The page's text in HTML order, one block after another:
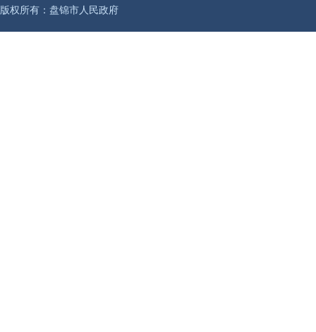
版权所有：盘锦市人民政府